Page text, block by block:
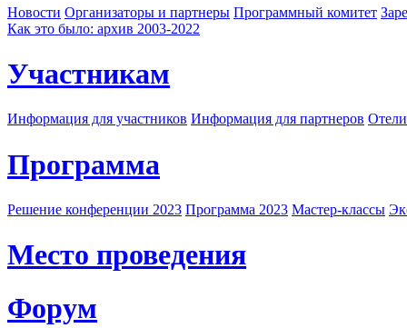
Новости Организаторы и партнеры Программный комитет
Как это было: архив 2003-2022
Участникам
Информация для участников Информация для партнеров
Программа
Решение конференции 2023 Программа 2023 Мастер-классы
Место проведения
Форум